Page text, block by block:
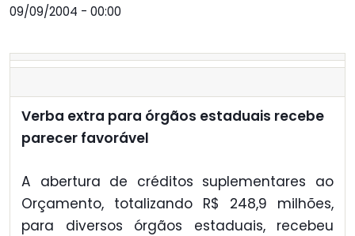
09/09/2004 - 00:00
Verba extra para órgãos estaduais recebe
parecer favorável
A abertura de créditos suplementares ao
Orçamento, totalizando R$ 248,9 milhões,
para diversos órgãos estaduais, recebeu